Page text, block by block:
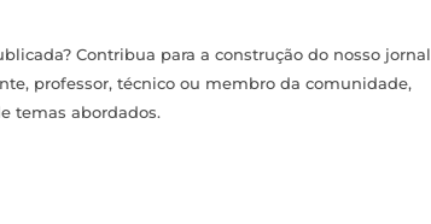
Contribua para a construção do nosso jornal
professor, técnico ou membro da comunidade,
temas abordados.